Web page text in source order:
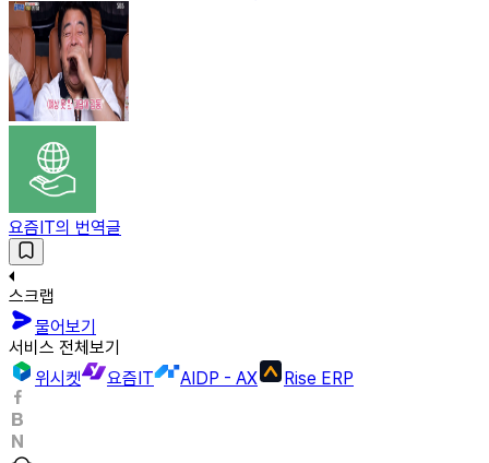
요즘IT의 번역글
스크랩
물어보기
서비스 전체보기
위시켓
요즘IT AIDP - AX Rise ERP